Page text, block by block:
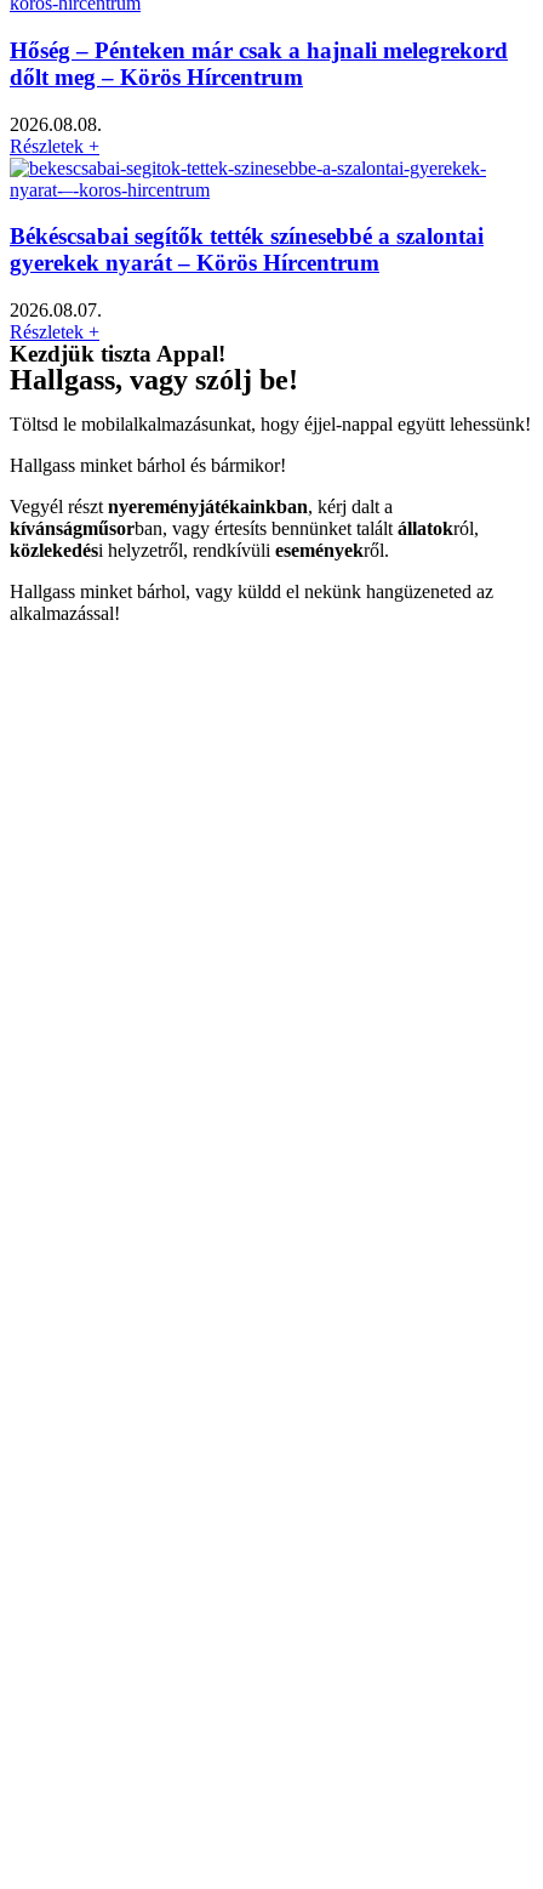
Hőség – Pénteken már csak a hajnali melegrekord
dőlt meg – Körös Hírcentrum
2026.08.08.
Részletek +
Békéscsabai segítők tették színesebbé a szalontai
gyerekek nyarát – Körös Hírcentrum
2026.08.07.
Részletek +
Kezdjük tiszta Appal!
Hallgass, vagy szólj be!
Töltsd le mobilalkalmazásunkat, hogy éjjel-nappal együtt lehessünk!
Hallgass minket bárhol és bármikor!
Vegyél részt nyereményjátékainkban, kérj dalt a
kívánságműsorban, vagy értesíts bennünket talált állatokról,
közlekedési helyzetről, rendkívüli eseményekről.
Hallgass minket bárhol, vagy küldd el nekünk hangüzeneted az
alkalmazással!